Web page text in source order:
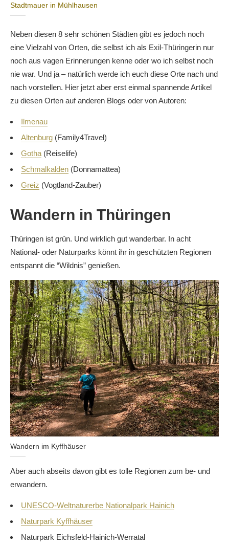
Stadtmauer in Mühlhausen
Neben diesen 8 sehr schönen Städten gibt es jedoch noch
eine Vielzahl von Orten, die selbst ich als Exil-Thüringerin nur
noch aus vagen Erinnerungen kenne oder wo ich selbst noch
nie war. Und ja – natürlich werde ich euch diese Orte nach und
nach vorstellen. Hier jetzt aber erst einmal spannende Artikel
zu diesen Orten auf anderen Blogs oder von Autoren:
Ilmenau
Altenburg (Family4Travel)
Gotha (Reiselife)
Schmalkalden (Donnamattea)
Greiz (Vogtland-Zauber)
Wandern in Thüringen
Thüringen ist grün. Und wirklich gut wanderbar. In acht
National- oder Naturparks könnt ihr in geschützten Regionen
entspannt die “Wildnis” genießen.
Wandern im Kyffhäuser
Aber auch abseits davon gibt es tolle Regionen zum be- und
erwandern.
UNESCO-Weltnaturerbe Nationalpark Hainich
Naturpark Kyffhäuser
Naturpark Eichsfeld-Hainich-Werratal